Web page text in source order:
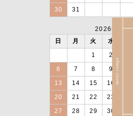
30
31
2026年9月
日
月 火 水
1
2
6
7 8 9
13
14 15 16
20
21 22 23
27
28 29 30